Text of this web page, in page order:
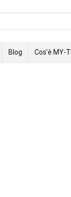
Blog Cos’è MY-